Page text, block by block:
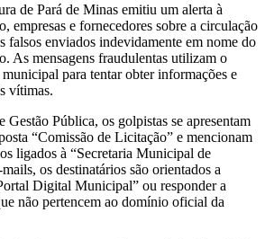
de Pará de Minas emitiu um alerta à
empresas e fornecedores sobre a circulação
falsos enviados indevidamente em nome do
As mensagens fraudulentas utilizam o
para tentar obter informações e
vítimas.
Gestão Pública, os golpistas se apresentam
“Comissão de Licitação” e mencionam
ligados à “Secretaria Municipal de
os destinatários são orientados a
Digital Municipal” ou responder a
não pertencem ao domínio oficial da